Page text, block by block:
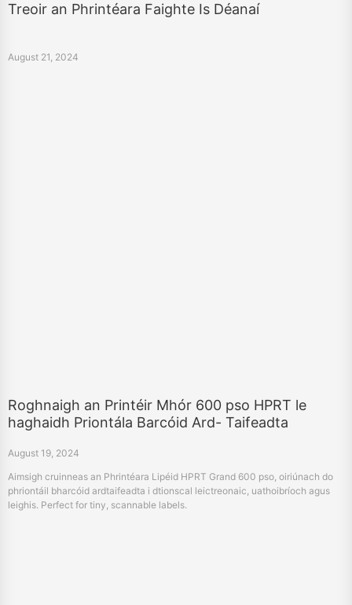
Treoir an Phrintéara Faighte Is Déanaí
August 21, 2024
Roghnaigh an Printéir Mhór 600 pso HPRT le
haghaidh Priontála Barcóid Ard- Taifeadta
August 19, 2024
Aimsigh cruinneas an Phrintéara Lipéid HPRT Grand 600 pso, oiriúnach do
phriontáil bharcóid ardtaifeadta i dtionscal leictreonaic, uathoibríoch agus
leighis. Perfect for tiny, scannable labels.